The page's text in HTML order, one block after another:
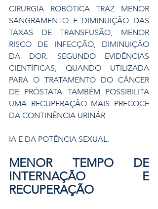
CIRURGIA ROBÓTICA TRAZ MENOR
SANGRAMENTO E DIMINUIÇÃO DAS
TAXAS DE TRANSFUSÃO, MENOR
RISCO DE INFECÇÃO, DIMINUIÇÃO
DA DOR. SEGUNDO EVIDÊNCIAS
CIENTÍFICAS, QUANDO UTILIZADA
PARA O TRATAMENTO DO CÂNCER
DE PRÓSTATA TAMBÉM POSSIBILITA
UMA RECUPERAÇÃO MAIS PRECOCE
DA CONTINÊNCIA URINÁR
IA E DA POTÊNCIA SEXUAL.
MENOR TEMPO DE
INTERNAÇÃO E
RECUPERAÇÃO